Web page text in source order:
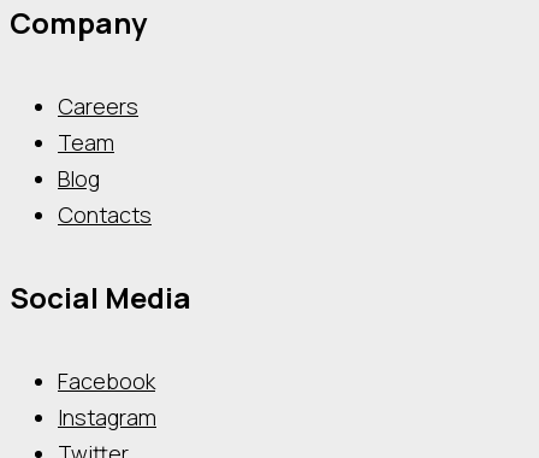
Company
Careers
Team
Blog
Contacts
Social Media
Facebook
Instagram